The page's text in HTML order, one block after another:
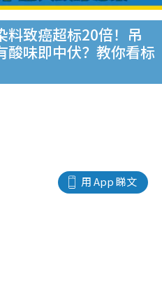
料致癌超标20倍！吊
酸味即中伏？教你看标
用 App 睇文